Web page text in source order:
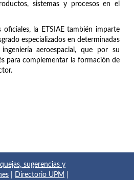
sistemas y procesos en el
la ETSIAE también imparte
especializados en determinadas
aeroespacial, que por su
para complementar la formación de
sugerencias y
Directorio UPM